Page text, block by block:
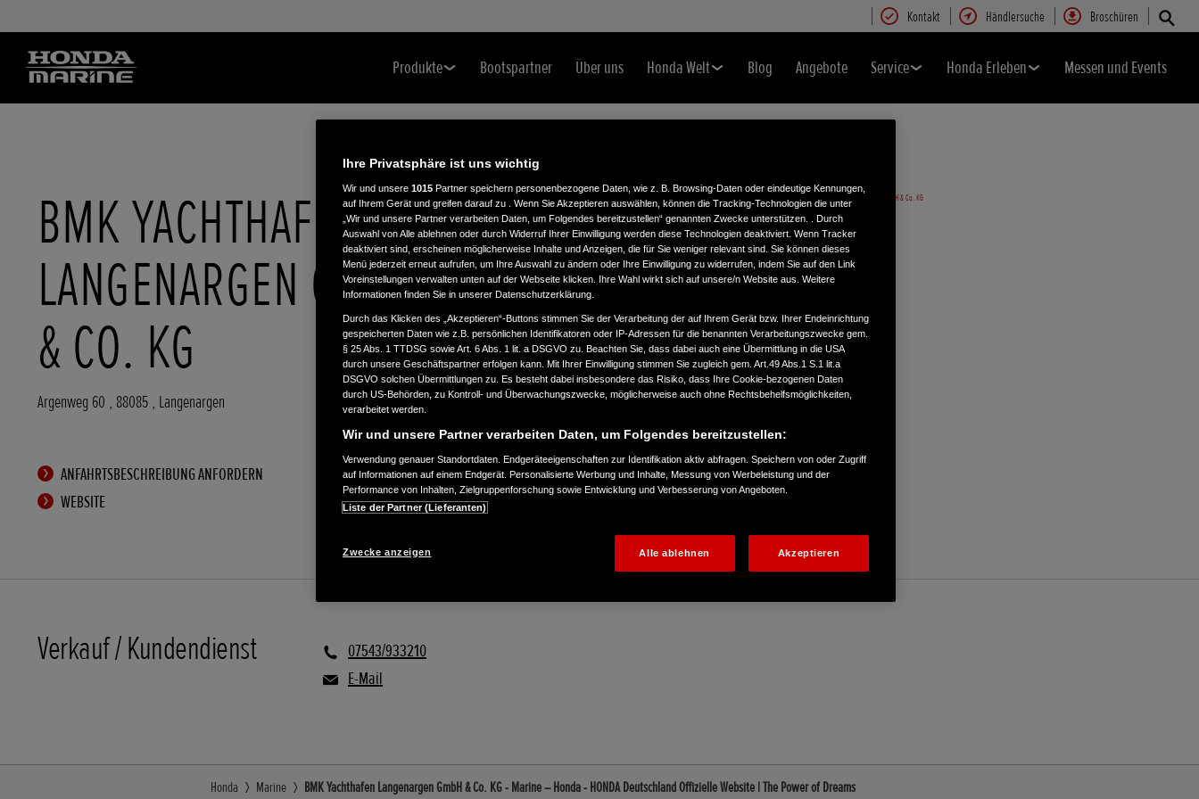
Kontakt Händlersuche Broschüren
Produkte Bootspartner Über uns Honda Welt Blog Angebote Service Honda Erleben Messen und Events
BMK YACHTHAFEN
LANGENARGEN GMBH
& CO. KG
Argenweg 60 , 88085 , Langenargen
ANFAHRTSBESCHREIBUNG ANFORDERN
WEBSITE
Verkauf / Kundendienst
07543/933210
E-Mail
Honda Marine BMK Yachthafen Langenargen GmbH & Co. KG - Marine – Honda - HONDA Deutschland Offizielle Website | The Power of Dreams
Ihre Privatsphäre ist uns wichtig
Wir und unsere 1015 Partner speichern personenbezogene Daten, wie z. B. Browsing-Daten oder eindeutige Kennungen,
auf Ihrem Gerät und greifen darauf zu . Wenn Sie Akzeptieren auswählen, können die Tracking-Technologien die unter
„Wir und unsere Partner verarbeiten Daten, um Folgendes bereitzustellen“ genannten Zwecke unterstützen. . Durch
Auswahl von Alle ablehnen oder durch Widerruf Ihrer Einwilligung werden diese Technologien deaktiviert. Wenn Tracker
deaktiviert sind, erscheinen möglicherweise Inhalte und Anzeigen, die für Sie weniger relevant sind. Sie können dieses
Menü jederzeit erneut aufrufen, um Ihre Auswahl zu ändern oder Ihre Einwilligung zu widerrufen, indem Sie auf den Link
Voreinstellungen verwalten unten auf der Webseite klicken. Ihre Wahl wirkt sich auf unsere/n Website aus. Weitere
Informationen finden Sie in unserer Datenschutzerklärung.
Durch das Klicken des „Akzeptieren“-Buttons stimmen Sie der Verarbeitung der auf Ihrem Gerät bzw. Ihrer Endeinrichtung
gespeicherten Daten wie z.B. persönlichen Identifikatoren oder IP-Adressen für die benannten Verarbeitungszwecke gem.
§ 25 Abs. 1 TTDSG sowie Art. 6 Abs. 1 lit. a DSGVO zu. Beachten Sie, dass dabei auch eine Übermittlung in die USA
durch unsere Geschäftspartner erfolgen kann. Mit Ihrer Einwilligung stimmen Sie zugleich gem. Art.49 Abs.1 S.1 lit.a
DSGVO solchen Übermittlungen zu. Es besteht dabei insbesondere das Risiko, dass Ihre Cookie-bezogenen Daten
durch US-Behörden, zu Kontroll- und Überwachungszwecke, möglicherweise auch ohne Rechtsbehelfsmöglichkeiten,
verarbeitet werden.
Wir und unsere Partner verarbeiten Daten, um Folgendes bereitzustellen:
Verwendung genauer Standortdaten. Endgeräteeigenschaften zur Identifikation aktiv abfragen. Speichern von oder Zugriff
auf Informationen auf einem Endgerät. Personalisierte Werbung und Inhalte, Messung von Werbeleistung und der
Performance von Inhalten, Zielgruppenforschung sowie Entwicklung und Verbesserung von Angeboten.
Liste der Partner (Lieferanten)
Zwecke anzeigen Alle ablehnen Akzeptieren